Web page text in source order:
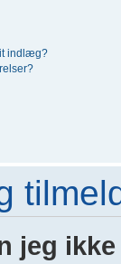
indlæg?
jeg